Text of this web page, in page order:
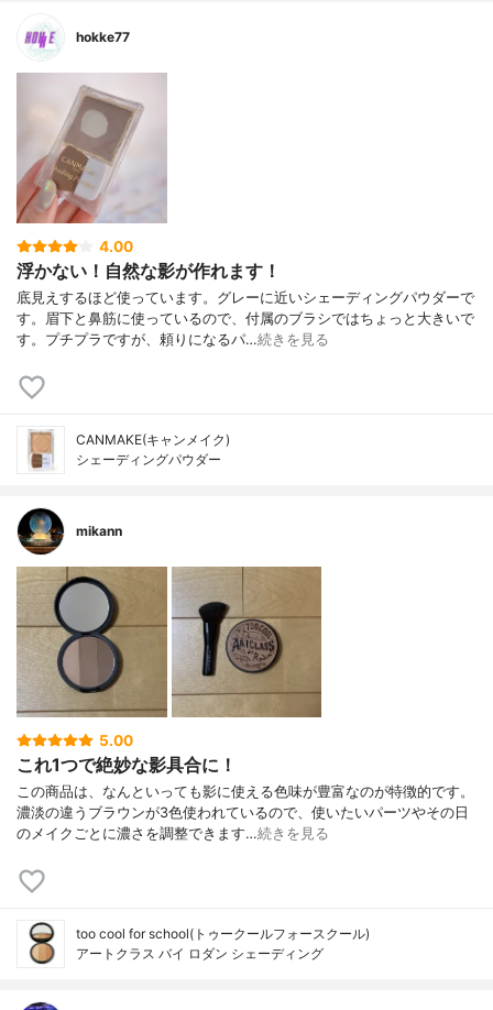
hokke77
4.00
浮かない！自然な影が作れます！
底見えするほど使っています。グレーに近いシェーディングパウダーで
す。眉下と鼻筋に使っているので、付属のブラシではちょっと大きいで
す。プチプラですが、頼りになるパ…続きを見る
CANMAKE(キャンメイク)
シェーディングパウダー
mikann
5.00
これ1つで絶妙な影具合に！
この商品は、なんといっても影に使える色味が豊富なのが特徴的です。
濃淡の違うブラウンが3色使われているので、使いたいパーツやその日
のメイクごとに濃さを調整できます…続きを見る
too cool for school(トゥークールフォースクール)
アートクラス バイ ロダン シェーディング